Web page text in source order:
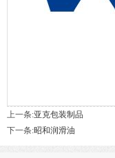
上一条:亚克包装制品
下一条:昭和润滑油